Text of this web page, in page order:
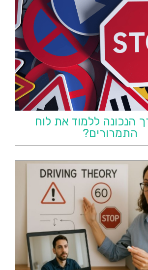
הנכונה ללמוד את לוח
התמרורים?